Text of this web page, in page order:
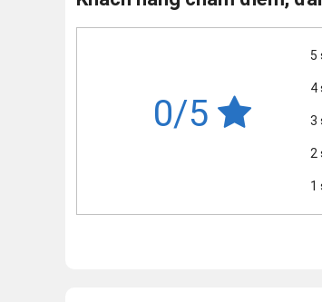
0/5
5
4
3
2
1